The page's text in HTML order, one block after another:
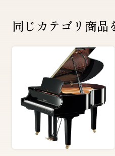
同じカテゴリ商品